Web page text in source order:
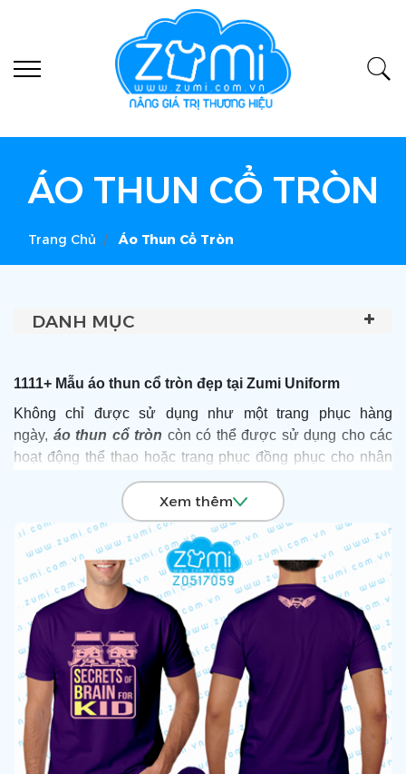
ÁO THUN CỔ TRÒN
Trang Chủ Áo Thun Cổ Tròn
DANH MỤC
1111+ Mẫu áo thun cổ tròn đẹp tại Zumi Uniform
Không chỉ được sử dụng như một trang phục hàng
ngày, áo thun cổ tròn còn có thể được sử dụng cho các
hoạt động thể thao hoặc trang phục đồng phục cho nhân
viên công ty, cửa hàng, quán cafe hay các sự kiện. Với sự
tiện lợi, phong cách và đa dạng trong thiết kế, áo thun cổ
tròn là một trang phục không thể thiếu trong mọi ngành
nghề lĩnh vực.
Để được tư vấn và sở hữu những mẫu áo thun cổ tròn với
giá ưu đãi nhất hãy Liên hệ Hotline:0903 132 585, Zumi
sẽ đưa ra giải pháp toàn diện và chuyên nghiệp để giúp
quý doanh nghiệp “Nâng Giá Trị Thương Hiệu” và gửi
thông điệp trọn vẹn tới khách hàng.
Xem thêm